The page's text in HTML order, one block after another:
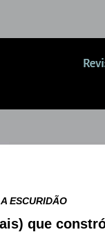
ESCURIDÃO
que